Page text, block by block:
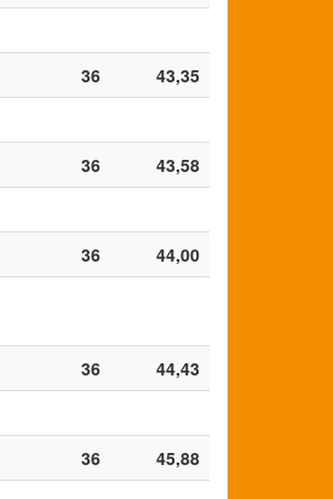
36
43,35
36
43,58
36
44,00
36
44,43
36
45,88